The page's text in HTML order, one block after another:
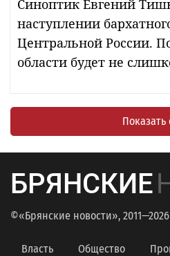
Синоптик Евгений
наступлении
Центральной России.
области будет не
БРЯНСКИЕ
©«Брянские новости», 2011—2026
Власть Общество